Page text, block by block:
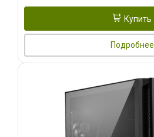
Купить
Подробнее